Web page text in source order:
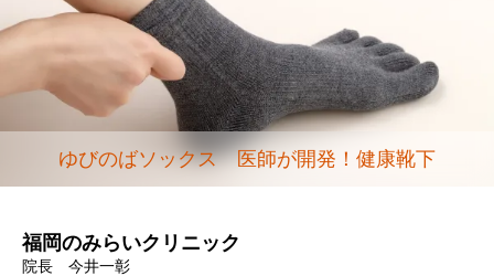
ゆびのばソックス 医師が開発！健康靴下
福岡のみらいクリニック
院長 今井一彰